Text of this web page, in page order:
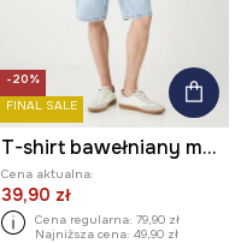
-20%
FINAL SALE
T-shirt bawełniany męski z nadrukiem kolor biały
Cena aktualna:
39,90 zł
Cena regularna: 79,90 zł
Najniższa cena: 49,90 zł